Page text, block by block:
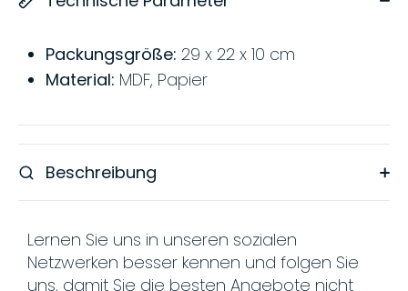
Packungsgröße: 29 x 22 x 10 cm
Material: MDF, Papier
Beschreibung
Lernen Sie uns in unseren sozialen
Netzwerken besser kennen und folgen Sie
uns, damit Sie die besten Angebote nicht